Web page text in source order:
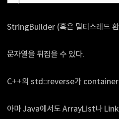
StringBuilder (혹은 멀티스레드
문자열을 뒤집을 수 있다.
C++의 std::reverse가 container
아마 Java에서도 ArrayList나